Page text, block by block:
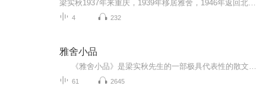
4 232
雅舍小品
61 2645